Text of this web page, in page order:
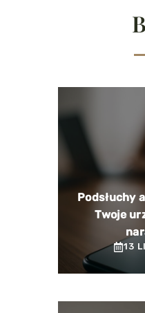
Podsłuchy
Twoje
13